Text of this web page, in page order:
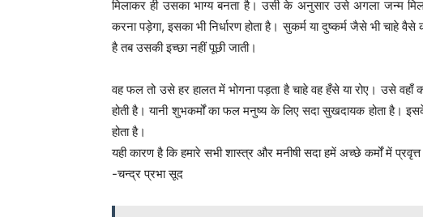
मिलाकर ही उसका भाग्य बनता है। उसी के अनुसार उसे अगला जन्म
करना पड़ेगा, इसका भी निर्धारण होता है। सुकर्म या दुष्कर्म जैसे भी
है तब उसकी इच्छा नहीं पूछी जाती।
वह फल तो उसे हर हालत में भोगना पड़ता है चाहे वह हँसे या रोए। उसे वहाँ
होती है। यानी शुभकर्मों का फल मनुष्य के लिए सदा सुखदायक होता है।
होता है।
यही कारण है कि हमारे सभी शास्त्र और मनीषी सदा हमें अच्छे कर्मों में
-चन्द्र प्रभा सूद